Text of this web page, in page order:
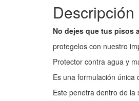
Descripción
No dejes que tus pisos
protegelos con nuestro
Protector contra agua y
Es una formulación
Este penetra dentro de